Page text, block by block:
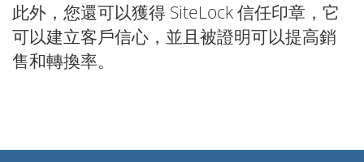
此外，您還可以獲得 SiteLock 信任印章，它
可以建立客戶信心，並且被證明可以提高銷
售和轉換率。